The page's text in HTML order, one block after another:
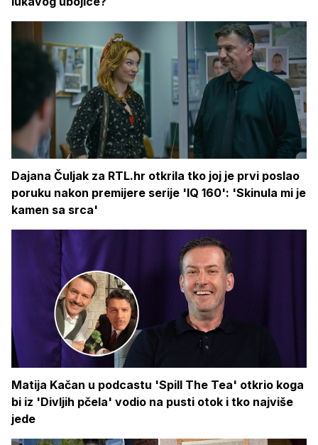
Dajana Čuljak za RTL.hr otkrila tko joj je prvi poslao
poruku nakon premijere serije 'IQ 160': 'Skinula mi je
kamen sa srca'
Matija Kačan u podcastu 'Spill The Tea' otkrio koga
bi iz 'Divljih pčela' vodio na pusti otok i tko najviše
jede